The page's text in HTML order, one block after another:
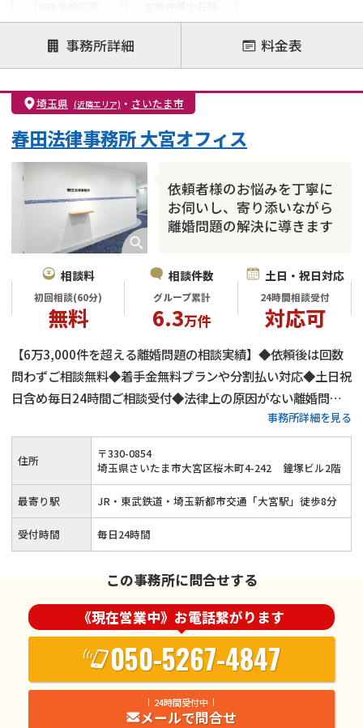
注力案件
離婚前相談
離婚調停
離婚裁判
親権・面会交流権
DV
モラハラ
不貞・不倫慰謝料請求
国際離婚
財産分与
内縁の夫婦
事務所詳細 料金表
埼玉県 (近隣エリア) ・ さいたま市
依頼者様のお悩みを丁寧に
お伺いし、寄り添いながら
離婚問題の解決に導きます
春田法律事務所 大宮オフィス
相談料
初回相談(60分)
無料
相談件数
グループ累計
6.3万件
土日・祝日対応
24時間相談受付
対応可
【6万3,000件を超える離婚問題の相談実績】◆依頼後は回数
問わずご相談無料◆着手金無料プランや分割払い対応◆土日祝
日含め毎日24時間ご相談受付◆法律上の原因がない離婚問題
にも対応（性格の不一致など）◆依頼者様のお気持ちやご希望
に寄り添い離婚問題を迅速に解決◆JR・東武鉄道・埼玉新都
市交通「大宮駅」から徒歩8分
事務所詳細を見る
住所 〒330-0854
埼玉県さいたま市大宮区桜木町4-242
鐘塚ビル2階
最寄り駅 JR・東武鉄道・埼玉新都市交通「大宮駅」徒歩8分
受付時間 毎日24時間
この事務所に問合せする
《現在営業中》お電話繋がります
050-5267-4847
24時間受付中
メールで問合せ